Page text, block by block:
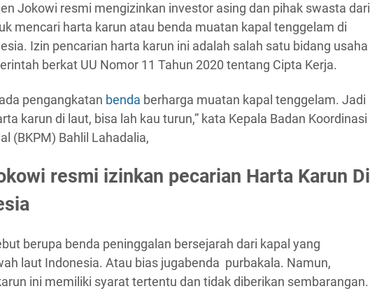
Jokowi resmi mengizinkan investor asing dan pihak swasta dari
mencari harta karun atau benda muatan kapal tenggelam di
Izin pencarian harta karun ini adalah salah satu bidang usaha
berkat UU Nomor 11 Tahun 2020 tentang Cipta Kerja.
pengangkatan benda berharga muatan kapal tenggelam. Jadi
karun di laut, bisa lah kau turun,” kata Kepala Badan Koordinasi
(BKPM) Bahlil Lahadalia,
resmi izinkan pecarian Harta Karun Di
berupa benda peninggalan bersejarah dari kapal yang
laut Indonesia. Atau bias jugabenda purbakala. Namun,
ini memiliki syarat tertentu dan tidak diberikan sembarangan.